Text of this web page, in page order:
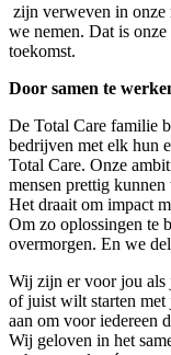
zijn verweven in onze
we nemen. Dat is
toekomst.
Door samen te
De Total Care familie
bedrijven met elk hun
Total Care. Onze
mensen prettig
Het draait om impact
Om zo oplossingen te
overmorgen. En we
Wij zijn er voor jou als
of juist wilt starten met
aan om voor iedereen
Wij geloven in het